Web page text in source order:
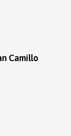
Camillo